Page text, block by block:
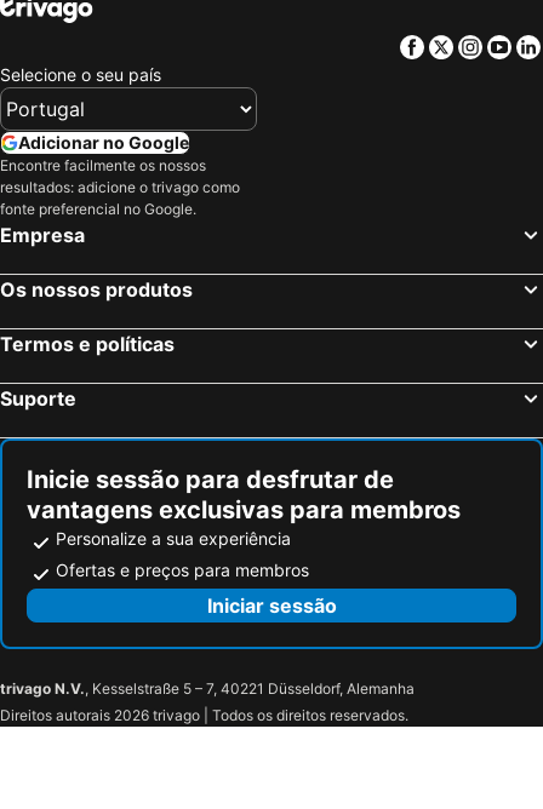
Suspension Bridge East River
Facebook
Twitter
Selecione o seu país
Adicionar no Google
Encontre facilmente os nossos
resultados: adicione o trivago como
fonte preferencial no Google.
Empresa
Os nossos produtos
Termos e políticas
Suporte
Inicie sessão para desfrutar de
vantagens exclusivas para membros
Personalize a sua experiência
Ofertas e preços para membros
Iniciar sessão
trivago N.V., Kesselstraße 5 – 7, 40221 Düsseldorf, Alemanha
Direitos autorais 2026 trivago | Todos os direitos reservados.